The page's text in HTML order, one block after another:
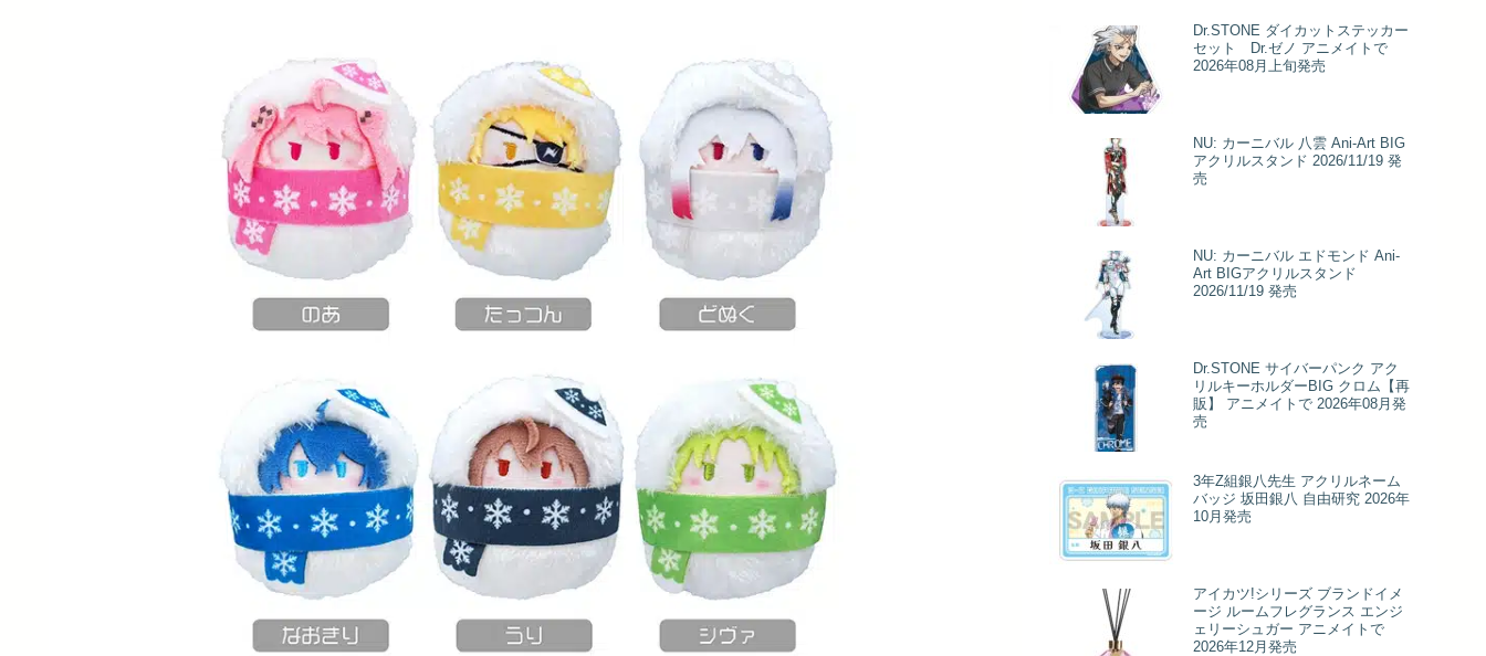
Dr.STONE ダイカットステッカー
セット Dr.ゼノ アニメイトで
2026年08月上旬発売
NU: カーニバル 八雲 Ani-Art BIG
アクリルスタンド 2026/11/19 発
売
NU: カーニバル エドモンド Ani-
Art BIGアクリルスタンド
2026/11/19 発売
Dr.STONE サイバーパンク アク
リルキーホルダーBIG クロム【再
販】 アニメイトで 2026年08月発
売
3年Z組銀八先生 アクリルネーム
バッジ 坂田銀八 自由研究 2026年
10月発売
アイカツ!シリーズ ブランドイメ
ージ ルームフレグランス エンジ
ェリーシュガー アニメイトで
2026年12月発売